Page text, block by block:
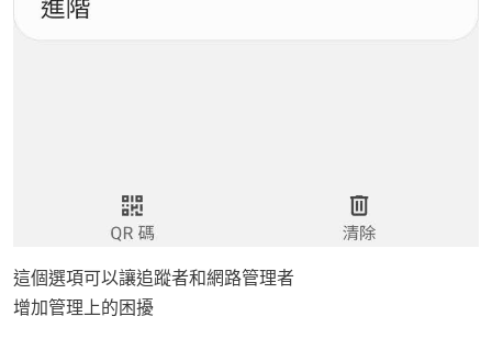
這個選項可以讓追蹤者和網路管理者
增加管理上的困擾